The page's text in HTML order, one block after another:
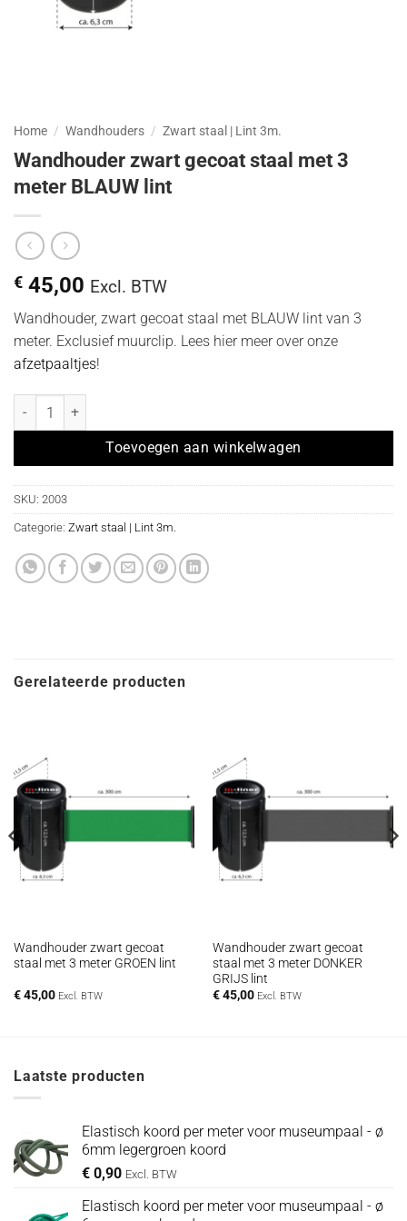
Home / Wandhouders / Zwart staal | Lint 3m.
Wandhouder zwart gecoat staal met 3
meter BLAUW lint
€ 45,00 Excl. BTW
Wandhouder, zwart gecoat staal met BLAUW lint van 3
meter. Exclusief muurclip. Lees hier meer over onze
afzetpaaltjes!
Wandhouder zwart gecoat staal met 3 meter BLAUW lint
Toevoegen aan winkelwagen
SKU: 2003
Categorie: Zwart staal | Lint 3m.
Gerelateerde producten
Wandhouder zwart gecoat
staal met 3 meter GROEN lint
€45,00 Excl. BTW
Wandhouder zwart gecoat
staal met 3 meter DONKER
GRIJS lint
€45,00 Excl. BTW
Laatste producten
Elastisch koord per meter voor museumpaal - ø
6mm legergroen koord
€ 0,90 Excl. BTW
Elastisch koord per meter voor museumpaal - ø